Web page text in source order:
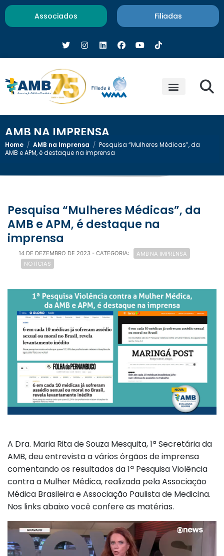
Associados Filiadas
AMB NA IMPRENSA
Home / AMB na Imprensa / Pesquisa “Mulheres Médicas”, da
AMB e APM, é destaque na imprensa
Pesquisa “Mulheres Médicas”, da
AMB e APM, é destaque na
imprensa
14 DE DEZEMBRO DE 2023 - CATEGORIA:
AMB NA IMPRENSA
NOTÍCIAS
A Dra. Maria Rita de Souza Mesquita, 1ª Secretária da
AMB, deu entrevista a vários órgãos de imprensa
comentando os resultados da 1ª Pesquisa Violência
contra a Mulher Médica, realizada pela Associação
Médica Brasileira e Associação Paulista de Medicina.
Nos links abaixo você confere as matérias.